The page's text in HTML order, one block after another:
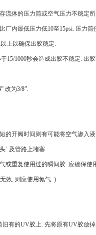
体的压力筒或空气压力不稳定所
内最低压力低10至15psi. 压力筒
上以确保出胶稳定.
于15/1000秒会造成出胶不稳定. 出
为3/8”.
的开阀 时间 则有可能将空气渗入
` 及管路上堵塞
重复使用过的瞬间胶. 应确保使
效, 则应使用氮气. )
旧有的UV胶上. 先将原有UV胶放